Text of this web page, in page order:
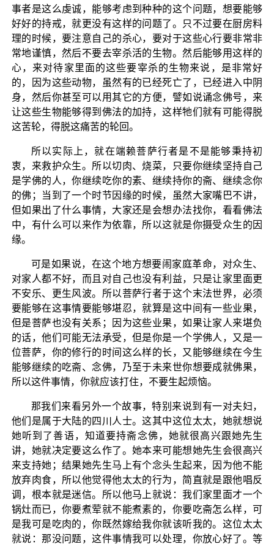
事者是这么虔诚，能够考虑到种种的这个问题，想要能够
好好的持戒，就更没有这样的问题了。只不过要在厨房料
理的时候，要注意自己的杀心，要对于这些心行要非常非
常地谨慎，然后不要去宰杀活的生物。然后能够用这样的
心，来对待家里面的这些要宰杀的生物来说，是非常好
的，因为这些动物，虽然有的已经死亡了，已经进入中阴
身，然后你甚至可以用其它的方便，譬如说诵念佛号，来
让这些生物能够得到佛法的加持，这样牠们就有可能得脱
这苦轮，得脱这痛苦的轮回。
所以实际上，就在端赖菩萨行者是不是能够秉持初
衷，来救护众生。所以切肉、烧菜，只要你继续坚持自己
是学佛的人，你继续吃你的素、继续持你的斋、继续念你
的佛；当到了一个时节因缘的时候，虽然大家嘴巴不讲，
但如果出了什么事情，大家还是会想办法找你，看看佛法
中，有什么可以来作为依靠，所以这就是你摄受众生的因
缘。
可是如果说，在这个地方想要闹家庭革命，对众生、
对家人都不好，而且对自己也没有利益，只是让家里面更
不安乐、更生风波。所以菩萨行者于这个末法世界，必须
要能够在这事情要能够堪忍，就算是这中间有一些业果，
但是菩萨也没有关系；因为这些业果，如果让家人来堪负
的话，他们可能无法承受，但是你是一个学佛人，又是一
位菩萨，你的修行的时间这么样的长，又能够继续在今生
能够继续的吃斋、念佛，乃至于未来世你想要成就佛果，
所以这件事情，你就应该打住，不要生起烦恼。
那我们来看另外一个故事，特别来说到有一对夫妇，
他们是属于大陆的四川人士。这其中这位太太，她就想说
她听到了善语，知道要持斋念佛，她就很高兴跟她先生
讲，她就决定要这么作了。她本来可能想她先生会很高兴
来支持她；结果她先生马上有个念头生起来，因为他不能
放弃肉食，所以他觉得他太太的行为，简直就是跟他唱反
调，根本就是迷信。所以他马上就说：我们家里面才一个
锅灶而已，你要煮荤就不能煮素的，你要吃斋怎么样，可
是我可是吃肉的，你既然嫁给我你就该听我的。这位太太
就说：那没问题，这件事情我可以处理，你放心好了。等